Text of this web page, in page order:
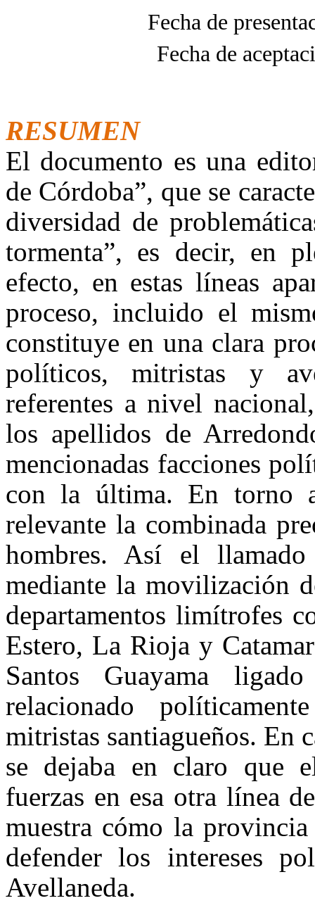
Fecha de
Fecha de
RESUMEN
El documento es una
de Córdoba”, que se
diversidad de
tormenta”, es decir, en
efecto, en estas líneas
proceso, incluido el
constituye en una clara
políticos, mitristas y
referentes a nivel
los apellidos de
mencionadas facciones
con la última. En torno
relevante la combinada
hombres. Así el
mediante la movilización
departamentos limítrofes
Estero, La Rioja y
Santos Guayama
relacionado
mitristas santiagueños. En
se dejaba en claro que
fuerzas en esa otra línea
muestra cómo la
defender los intereses
Avellaneda.